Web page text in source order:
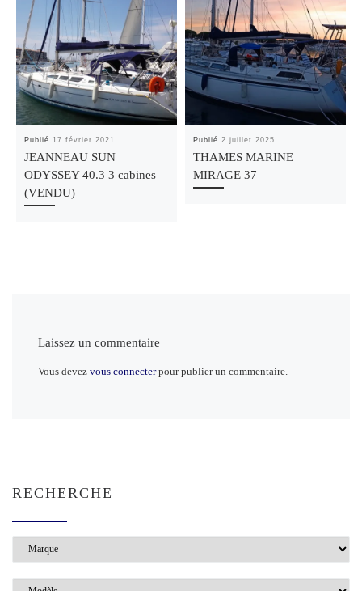
Publié17 février 2021
JEANNEAU SUN
ODYSSEY 40.3 3 cabines
(VENDU)
Publié2 juillet 2025
THAMES MARINE
MIRAGE 37
Laissez un commentaire
Vous devezvous connecterpour publier un commentaire.
RECHERCHE